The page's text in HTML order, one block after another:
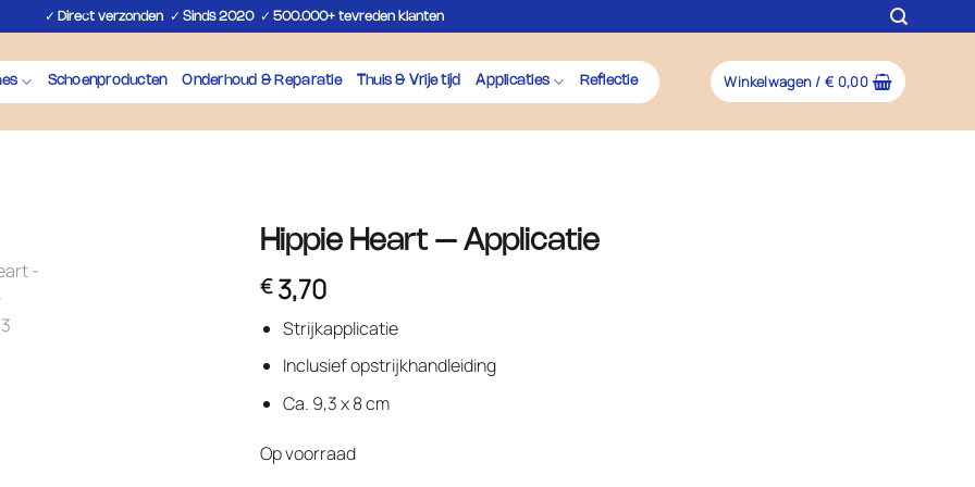
✓ Direct verzonden✓ Sinds 2020✓ 500.000+ tevreden klanten
Schoenproducten Onderhoud & Reparatie Thuis & Vrije tijd Applicaties Reflectie Winkelwagen / € 0,00
Hippie Heart – Applicatie
€3,70
Strijkapplicatie
Inclusief opstrijkhandleiding
Ca. 9,3 x 8 cm
Op voorraad